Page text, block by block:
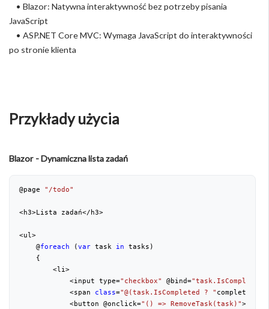
• Blazor: Natywna interaktywność bez potrzeby pisania
JavaScript
• ASP.NET Core MVC: Wymaga JavaScript do interaktywności
po stronie klienta
Przykłady użycia
Blazor - Dynamiczna lista zadań
@page "/todo"
<h3>Lista zadań</h3>
<ul>
    @
foreach (var task in tasks)
    {
        <li>
            <input type=
"checkbox" @bind="task.IsCompleted"
            <span
class="@(task.IsCompleted ? " completed
            <button @onclick=
"() => RemoveTask(task)"